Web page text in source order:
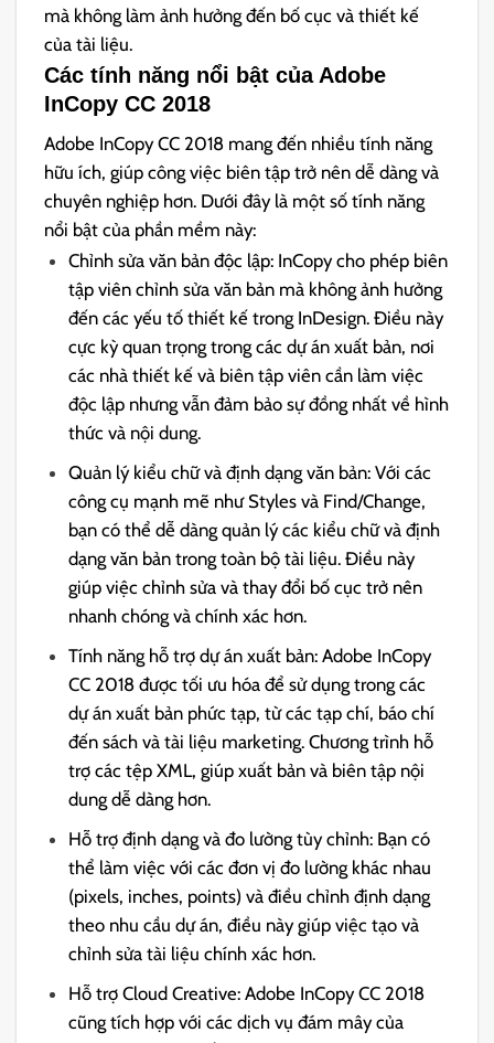
mà không làm ảnh hưởng đến bố cục và thiết kế
của tài liệu.
Các tính năng nổi bật của Adobe
InCopy CC 2018
Adobe InCopy CC 2018 mang đến nhiều tính năng
hữu ích, giúp công việc biên tập trở nên dễ dàng và
chuyên nghiệp hơn. Dưới đây là một số tính năng
nổi bật của phần mềm này:
Chỉnh sửa văn bản độc lập: InCopy cho phép biên
tập viên chỉnh sửa văn bản mà không ảnh hưởng
đến các yếu tố thiết kế trong InDesign. Điều này
cực kỳ quan trọng trong các dự án xuất bản, nơi
các nhà thiết kế và biên tập viên cần làm việc
độc lập nhưng vẫn đảm bảo sự đồng nhất về hình
thức và nội dung.
Quản lý kiểu chữ và định dạng văn bản: Với các
công cụ mạnh mẽ như Styles và Find/Change,
bạn có thể dễ dàng quản lý các kiểu chữ và định
dạng văn bản trong toàn bộ tài liệu. Điều này
giúp việc chỉnh sửa và thay đổi bố cục trở nên
nhanh chóng và chính xác hơn.
Tính năng hỗ trợ dự án xuất bản: Adobe InCopy
CC 2018 được tối ưu hóa để sử dụng trong các
dự án xuất bản phức tạp, từ các tạp chí, báo chí
đến sách và tài liệu marketing. Chương trình hỗ
trợ các tệp XML, giúp xuất bản và biên tập nội
dung dễ dàng hơn.
Hỗ trợ định dạng và đo lường tùy chỉnh: Bạn có
thể làm việc với các đơn vị đo lường khác nhau
(pixels, inches, points) và điều chỉnh định dạng
theo nhu cầu dự án, điều này giúp việc tạo và
chỉnh sửa tài liệu chính xác hơn.
Hỗ trợ Cloud Creative: Adobe InCopy CC 2018
cũng tích hợp với các dịch vụ đám mây của